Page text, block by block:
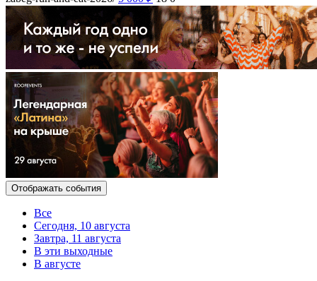
Отображать события
Все
Сегодня, 10 августа
Завтра, 11 августа
В эти выходные
В августе